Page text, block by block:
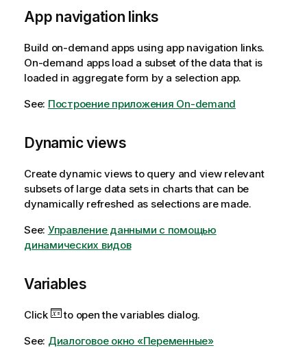
App navigation links
Build on-demand apps using app navigation links.
On-demand apps load a subset of the data that is
loaded in aggregate form by a selection app.
See: Построение приложения On-demand
Dynamic views
Create dynamic views to query and view relevant
subsets of large data sets in charts that can be
dynamically refreshed as selections are made.
See: Управление данными с помощью
динамических видов
Variables
Click
to open the variables dialog.
See: Диалоговое окно «Переменные»